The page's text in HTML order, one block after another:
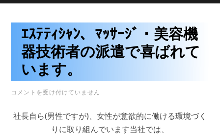
ｴｽﾃﾃｨｼｬﾝ、ﾏｯｻｰｼﾞ・美容機
器技術者の派遣で喜ばれて
います。
ｴ
ﾃ
コメントを受け付けていません
社長自ら(男性ですが)、女性が意欲的に働ける環境づく
りに取り組んでいます当社では、